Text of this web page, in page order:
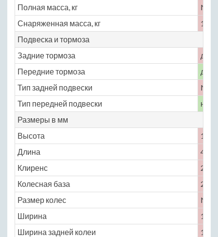
Полная масса, кг
No
Снаряженная масса, кг
1928
Подвеска и тормоза
Задние тормоза
Передние тормоза
Тип задней подвески
No
Тип передней подвески
Размеры в мм
Высота
1679
Длина
4828
Клиренс
200
Колесная база
2807
Размер колес
No
Ширина
1905
Ширина задней колеи
1623